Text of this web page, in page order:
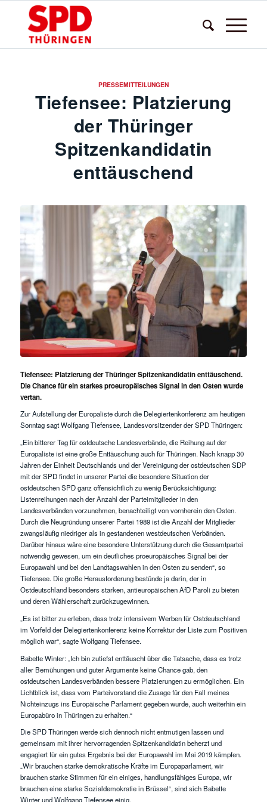
PRESSEMITTEILUNGEN
Tiefensee: Platzierung
der Thüringer
Spitzenkandidatin
enttäuschend
Tiefensee: Platzierung der Thüringer Spitzenkandidatin enttäuschend.
Die Chance für ein starkes proeuropäisches Signal in den Osten wurde
vertan.
Zur Aufstellung der Europaliste durch die Delegiertenkonferenz am heutigen
Sonntag sagt Wolfgang Tiefensee, Landesvorsitzender der SPD Thüringen:
„Ein bitterer Tag für ostdeutsche Landesverbände, die Reihung auf der
Europaliste ist eine große Enttäuschung auch für Thüringen. Nach knapp 30
Jahren der Einheit Deutschlands und der Vereinigung der ostdeutschen SDP
mit der SPD findet in unserer Partei die besondere Situation der
ostdeutschen SPD ganz offensichtlich zu wenig Berücksichtigung:
Listenreihungen nach der Anzahl der Parteimitglieder in den
Landesverbänden vorzunehmen, benachteiligt von vornherein den Osten.
Durch die Neugründung unserer Partei 1989 ist die Anzahl der Mitglieder
zwangsläufig niedriger als in gestandenen westdeutschen Verbänden.
Darüber hinaus wäre eine besondere Unterstützung durch die Gesamtpartei
notwendig gewesen, um ein deutliches proeuropäisches Signal bei der
Europawahl und bei den Landtagswahlen in den Osten zu senden“, so
Tiefensee. Die große Herausforderung bestünde ja darin, der in
Ostdeutschland besonders starken, antieuropäischen AfD Paroli zu bieten
und deren Wählerschaft zurückzugewinnen.
„Es ist bitter zu erleben, dass trotz intensivem Werben für Ostdeutschland
im Vorfeld der Delegiertenkonferenz keine Korrektur der Liste zum Positiven
möglich war“, sagte Wolfgang Tiefensee.
Babette Winter: „Ich bin zutiefst enttäuscht über die Tatsache, dass es trotz
aller Bemühungen und guter Argumente keine Chance gab, den
ostdeutschen Landesverbänden bessere Platzierungen zu ermöglichen. Ein
Lichtblick ist, dass vom Parteivorstand die Zusage für den Fall meines
Nichteinzugs ins Europäische Parlament gegeben wurde, auch weiterhin ein
Europabüro in Thüringen zu erhalten.“
Die SPD Thüringen werde sich dennoch nicht entmutigen lassen und
gemeinsam mit ihrer hervorragenden Spitzenkandidatin beherzt und
engagiert für ein gutes Ergebnis bei der Europawahl im Mai 2019 kämpfen.
„Wir brauchen starke demokratische Kräfte im Europaparlament, wir
brauchen starke Stimmen für ein einiges, handlungsfähiges Europa, wir
brauchen eine starke Sozialdemokratie in Brüssel“, sind sich Babette
Winter und Wolfgang Tiefensee einig.